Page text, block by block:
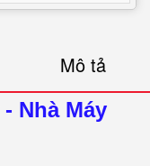
Mô tả
- Nhà Máy